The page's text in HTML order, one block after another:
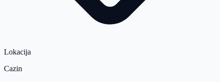
Lokacija
Cazin